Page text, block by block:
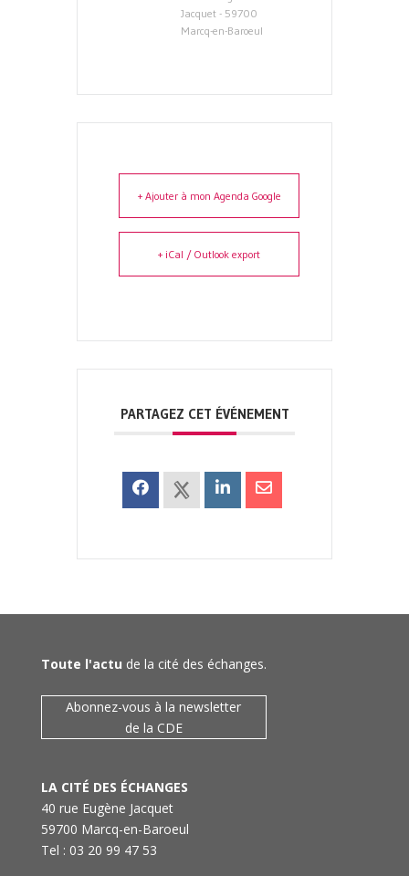
Jacquet - 59700
Marcq-en-Baroeul
+ Ajouter à mon Agenda Google
+ iCal / Outlook export
PARTAGEZ CET ÉVÉNEMENT
Toute l'actu de la cité des échanges.
Abonnez-vous à la newsletter
de la CDE
LA CITÉ DES ÉCHANGES
40 rue Eugène Jacquet
59700 Marcq-en-Baroeul
Tel : 03 20 99 47 53